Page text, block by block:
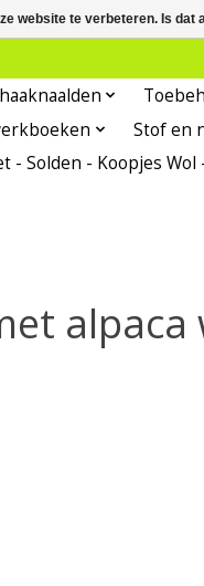
Stof en
- Solden - Koopjes Wol
website te verbeteren. Is dat